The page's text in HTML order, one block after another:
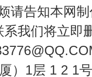
请告知本网
我们将立即
）1层 1 2 1